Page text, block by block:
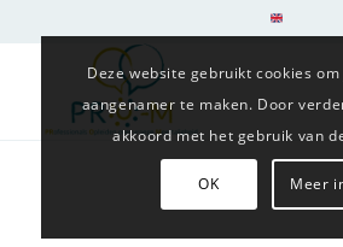
Deze website gebruikt cookies
aangenamer te maken. Door
akkoord met het gebruik van
OK Meer